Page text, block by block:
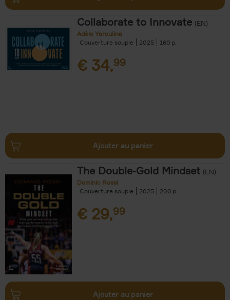
Collaborate to Innovate (EN)
Adèle Yaroulina
Couverture souple
2025 160
€ 34,99
Ajouter au panier
The Double-Gold Mindset (EN)
Dominic Rossi
Couverture souple
2025 200
€ 29,99
Ajouter au panier